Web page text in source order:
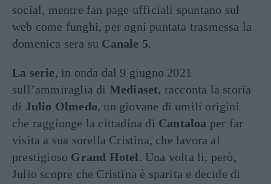
social, mentre fan page ufficiali spuntano sul
web come funghi, per ogni puntata trasmessa la
domenica sera su Canale 5.
La serie, in onda dal 9 giugno 2021
sull’ammiraglia di Mediaset, racconta la storia
di Julio Olmedo, un giovane di umili origini
che raggiunge la cittadina di Cantaloa per far
visita a sua sorella Cristina, che lavora al
prestigioso Grand Hotel. Una volta lì, però,
Julio scopre che Cristina è sparita e decide di